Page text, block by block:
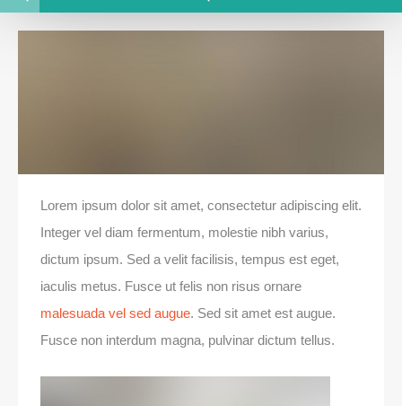
Lorem ipsum dolor sit amet, consectetur adipiscing elit.
Integer vel diam fermentum, molestie nibh varius,
dictum ipsum. Sed a velit facilisis, tempus est eget,
iaculis metus. Fusce ut felis non risus ornare
malesuada vel sed augue. Sed sit amet est augue.
Fusce non interdum magna, pulvinar dictum tellus.